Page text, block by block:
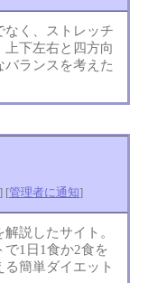
なく、ストレッチ
上下左右と四方向
ランスを考えた
] [管理者に通知]
説したサイト。
1日1食か2食を
簡単ダイエット